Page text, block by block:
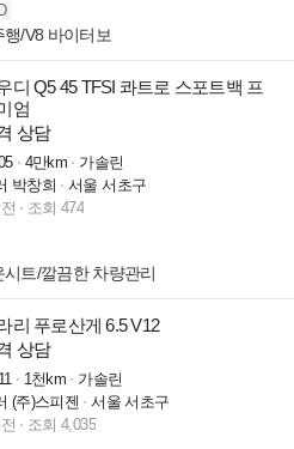
/V8 바이터보
디 Q5 45 TFSI 콰트로 스포트백 프
엄
상담
4만km
가솔린
박창희
서울 서초구
조회 474
트/깔끔한 차량관리
리 푸로산게 6.5 V12
상담
1천km
가솔린
(주)스피젠
서울 서초구
조회 4,035